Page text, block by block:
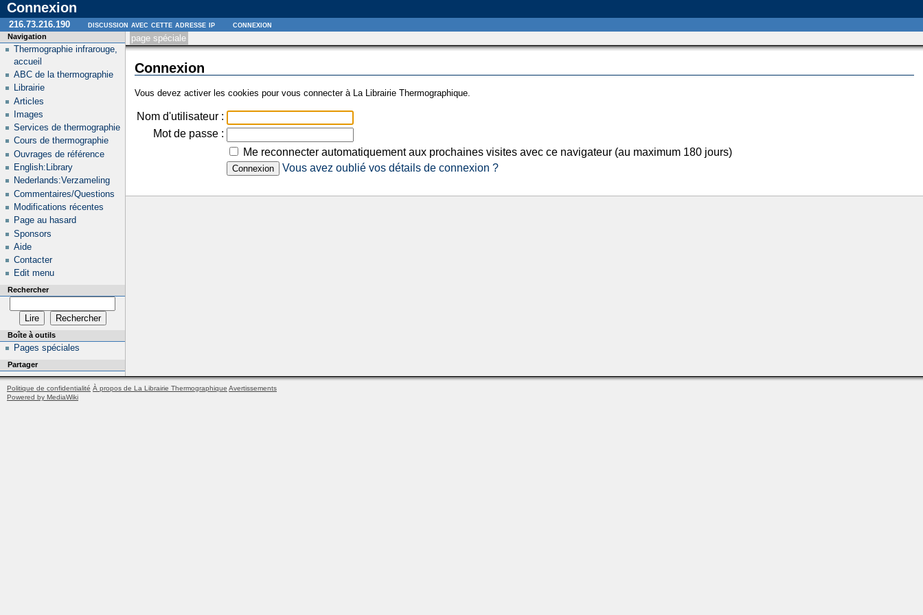
Connexion
page spéciale
Connexion
Vous devez activer les cookies pour vous connecter à La Librairie Thermographique.
Nom d'utilisateur :
Mot de passe :
Me reconnecter automatiquement aux prochaines visites avec ce navigateur (au maximum 180 jours)
Vous avez oublié vos détails de connexion ?
Navigation
Thermographie infrarouge,
accueil
ABC de la thermographie
Librairie
Articles
Images
Services de thermographie
Cours de thermographie
Ouvrages de référence
English:Library
Nederlands:Verzameling
Commentaires/Questions
Modifications récentes
Page au hasard
Sponsors
Aide
Contacter
Edit menu
Rechercher
Boîte à outils
Pages spéciales
Partager
216.73.216.190 discussion avec cette adresse ip connexion
Politique de confidentialité À propos de La Librairie Thermographique Avertissements
Powered by MediaWiki